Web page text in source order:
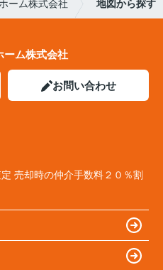
ーム株式会社 地図から探す
ーム株式会社
お問い合わせ
売却時の仲介手数料２０％割